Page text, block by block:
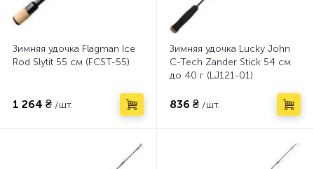
Зимняя удочка Flagman Ice
Rod Slytit 55 см (FCST-55)
1 264 ₴ /шт.
Зимняя удочка Lucky John
C-Tech Zander Stick 54 см
до 40 г (LJ121-01)
836 ₴ /шт.